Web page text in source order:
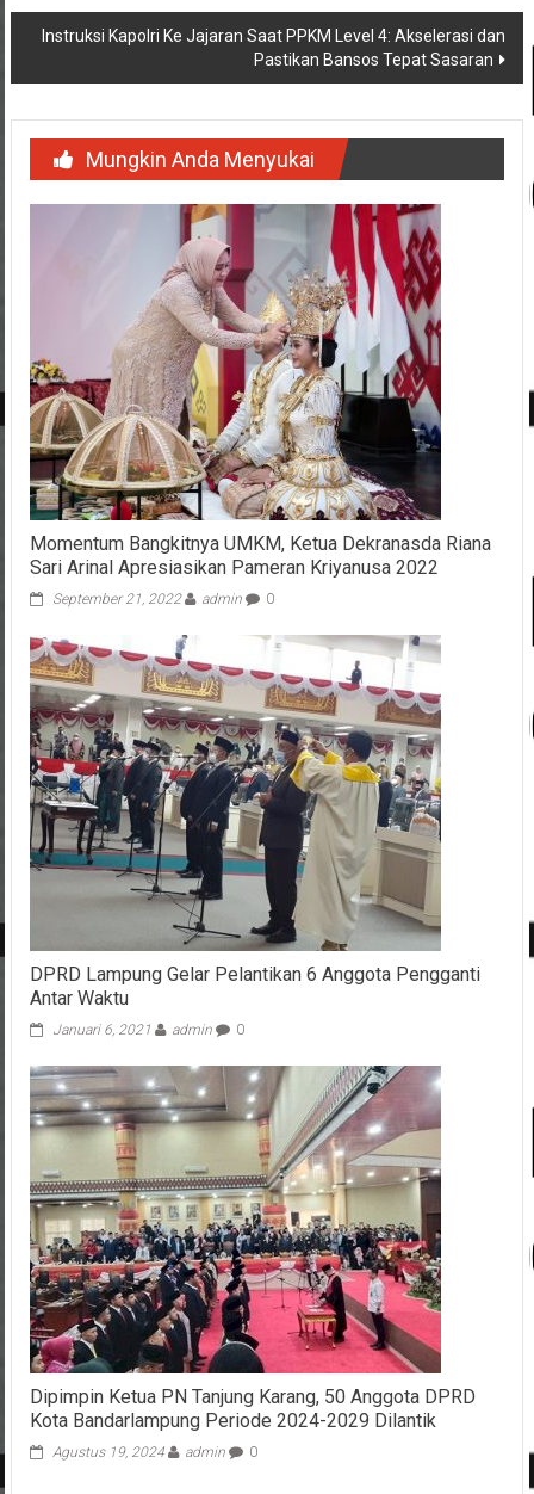
Instruksi Kapolri Ke Jajaran Saat PPKM Level 4: Akselerasi dan
Pastikan Bansos Tepat Sasaran
Mungkin Anda Menyukai
Momentum Bangkitnya UMKM, Ketua Dekranasda Riana
Sari Arinal Apresiasikan Pameran Kriyanusa 2022
September 21, 2022 admin 0
DPRD Lampung Gelar Pelantikan 6 Anggota Pengganti
Antar Waktu
Januari 6, 2021 admin 0
Dipimpin Ketua PN Tanjung Karang, 50 Anggota DPRD
Kota Bandarlampung Periode 2024-2029 Dilantik
Agustus 19, 2024 admin 0